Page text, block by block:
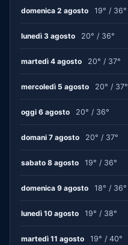
domenica 2 agosto 19° / 36°
lunedì 3 agosto 20° / 36°
martedì 4 agosto 20° / 37°
mercoledì 5 agosto 20° / 37°
oggi 6 agosto 20° / 36°
domani 7 agosto 20° / 37°
sabato 8 agosto 19° / 36°
domenica 9 agosto 18° / 36°
lunedì 10 agosto 19° / 38°
martedì 11 agosto 19° / 40°